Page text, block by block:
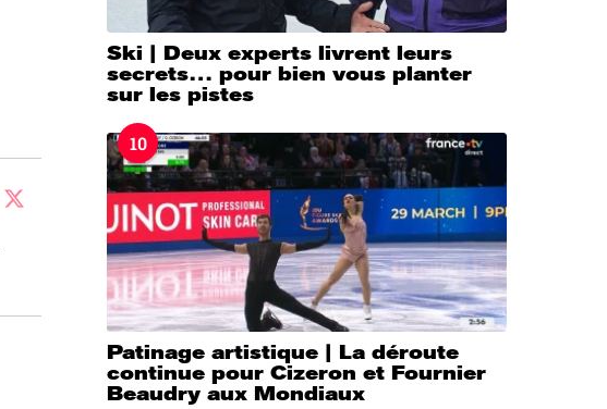
Ski | Deux experts livrent leurs
secrets… pour bien vous planter
sur les pistes
10
Patinage artistique | La déroute
continue pour Cizeron et Fournier
Beaudry aux Mondiaux